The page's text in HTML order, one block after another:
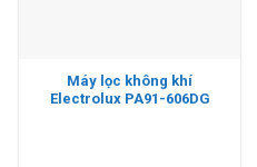
Máy lọc không khí
Electrolux PA91-606DG